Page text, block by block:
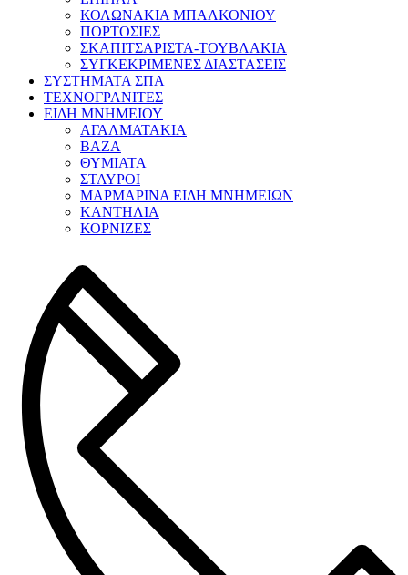
ΚΟΛΩΝΑΚΙΑ ΜΠΑΛΚΟΝΙΟΥ
ΠΟΡΤΟΣΙΕΣ
ΣΚΑΠΙΤΣΑΡΙΣΤΑ-ΤΟΥΒΛΑΚΙΑ
ΣΥΓΚΕΚΡΙΜΕΝΕΣ ΔΙΑΣΤΑΣΕΙΣ
ΣΥΣΤΗΜΑΤΑ ΣΠΑ
ΤΕΧΝΟΓΡΑΝΙΤΕΣ
ΕΙΔΗ ΜΝΗΜΕΙΟΥ
ΑΓΑΛΜΑΤΑΚΙΑ
ΒΑΖΑ
ΘΥΜΙΑΤΑ
ΣΤΑΥΡΟΙ
ΜΑΡΜΑΡΙΝΑ ΕΙΔΗ ΜΝΗΜΕΙΩΝ
ΚΑΝΤΗΛΙΑ
ΚΟΡΝΙΖΕΣ